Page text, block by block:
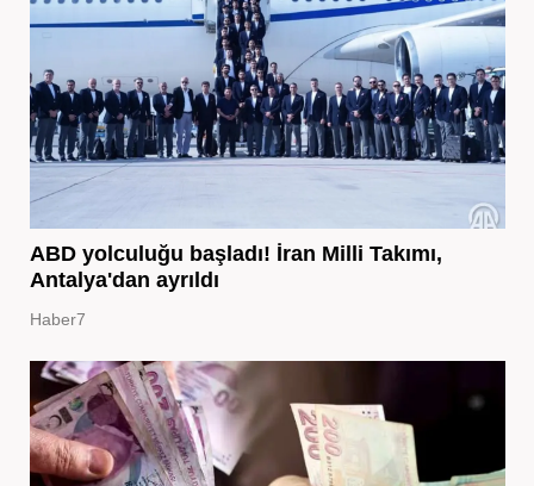
ABD yolculuğu başladı! İran Milli Takımı,
Antalya'dan ayrıldı
Haber7